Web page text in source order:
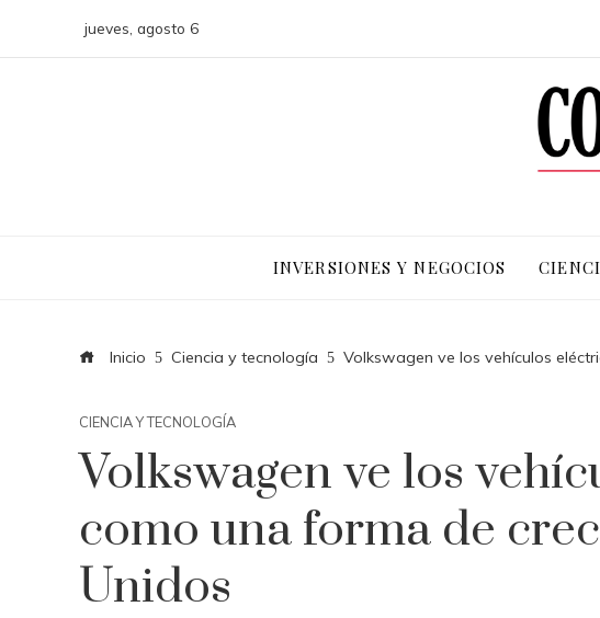
jueves, agosto 6
INVERSIONES Y NEGOCIOS
Inicio Ciencia y tecnología Volkswagen ve los vehículos
CIENCIA Y TECNOLOGÍA
Volkswagen ve los
como una forma de
Unidos